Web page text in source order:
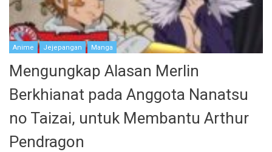
Anime Jejepangan Manga
Mengungkap Alasan Merlin
Berkhianat pada Anggota Nanatsu
no Taizai, untuk Membantu Arthur
Pendragon